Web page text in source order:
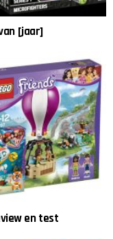
[jaar]
en test